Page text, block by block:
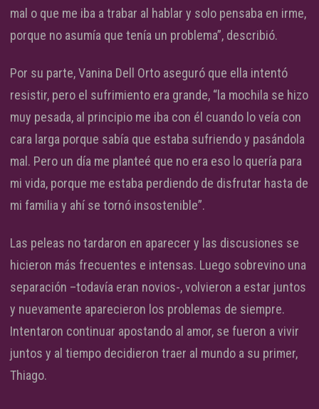
mal o que me iba a trabar al hablar y solo pensaba en irme,
porque no asumía que tenía un problema”, describió.
Por su parte, Vanina Dell Orto aseguró que ella intentó
resistir, pero el sufrimiento era grande, “la mochila se hizo
muy pesada, al principio me iba con él cuando lo veía con
cara larga porque sabía que estaba sufriendo y pasándola
mal. Pero un día me planteé que no era eso lo quería para
mi vida, porque me estaba perdiendo de disfrutar hasta de
mi familia y ahí se tornó insostenible”.
Las peleas no tardaron en aparecer y las discusiones se
hicieron más frecuentes e intensas. Luego sobrevino una
separación –todavía eran novios-, volvieron a estar juntos
y nuevamente aparecieron los problemas de siempre.
Intentaron continuar apostando al amor, se fueron a vivir
juntos y al tiempo decidieron traer al mundo a su primer,
Thiago.